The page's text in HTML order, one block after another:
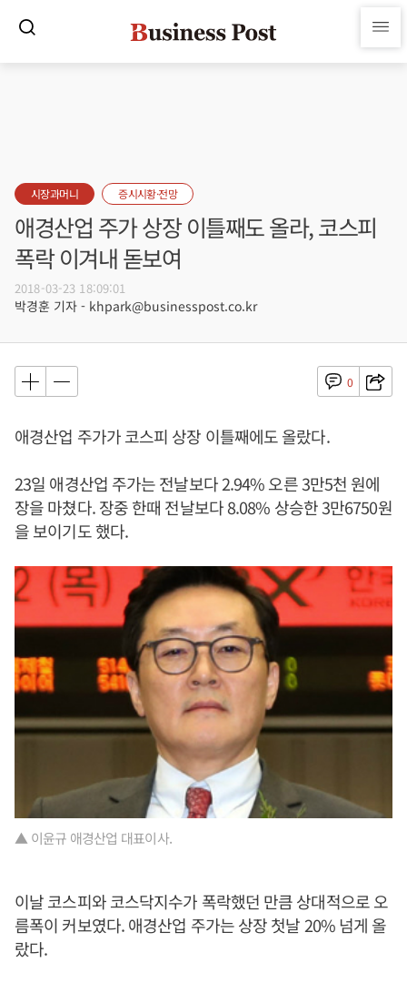
시장과머니 증시시황·전망
애경산업 주가 상장 이틀째도 올라, 코스피
폭락 이겨내 돋보여
2018-03-23 18:09:01
박경훈 기자 - khpark@businesspost.co.kr
0
애경산업 주가가 코스피 상장 이틀째에도 올랐다.
23일 애경산업 주가는 전날보다 2.94% 오른 3만5천 원에
장을 마쳤다. 장중 한때 전날보다 8.08% 상승한 3만6750원
을 보이기도 했다.
▲ 이윤규 애경산업 대표이사.
이날 코스피와 코스닥지수가 폭락했던 만큼 상대적으로 오
름폭이 커보였다. 애경산업 주가는 상장 첫날 20% 넘게 올
랐다.